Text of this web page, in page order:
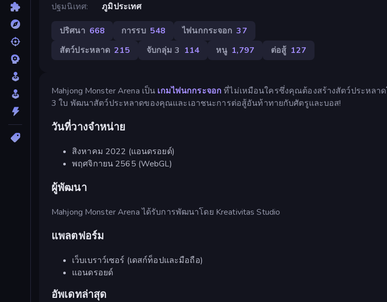
ปฐมนิเทศ
ภูมิประเทศ
ปริศนา 668 การรบ 548 ไพ่นกกระจอก 37
สัตว์ประหลาด 215 จับกลุ่ม 3 114 หนู 1,797 ต่อสู้ 127
Mahjong Monster Arena เป็น เกมไพ่นกกระจอก ที่ไม่เหมือนใครซึ่งคุณต้องสร้างสัตว์ประหลา
3 ใบ พัฒนาสัตว์ประหลาดของคุณและเอาชนะการต่อสู้อันท้าทายกับศัตรูและบอส!
วันที่วางจำหน่าย
สิงหาคม 2022 (แอนดรอยด์)
พฤศจิกายน 2565 (WebGL)
ผู้พัฒนา
Mahjong Monster Arena ได้รับการพัฒนาโดย Kreativitas Studio
แพลตฟอร์ม
เว็บเบราว์เซอร์ (เดสก์ท็อปและมือถือ)
แอนดรอยด์
อัพเดทล่าสุด